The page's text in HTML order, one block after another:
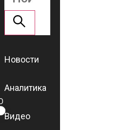
Новости
Аналитика
Видео